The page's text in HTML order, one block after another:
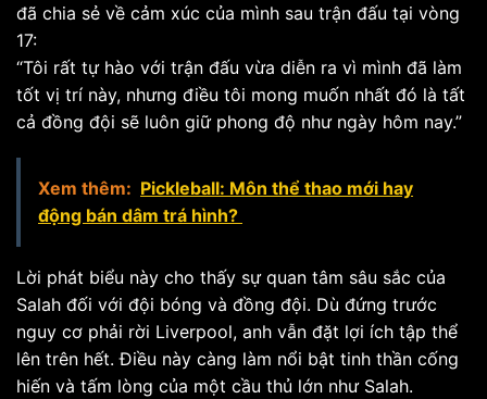
đã chia sẻ về cảm xúc của mình sau trận đấu tại vòng
17:
“Tôi rất tự hào với trận đấu vừa diễn ra vì mình đã làm
tốt vị trí này, nhưng điều tôi mong muốn nhất đó là tất
cả đồng đội sẽ luôn giữ phong độ như ngày hôm nay.”
Xem thêm: Pickleball: Môn thể thao mới hay
động bán dâm trá hình?
Lời phát biểu này cho thấy sự quan tâm sâu sắc của
Salah đối với đội bóng và đồng đội. Dù đứng trước
nguy cơ phải rời Liverpool, anh vẫn đặt lợi ích tập thể
lên trên hết. Điều này càng làm nổi bật tinh thần cống
hiến và tấm lòng của một cầu thủ lớn như Salah.